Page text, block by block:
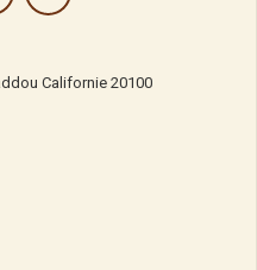
Californie 20100